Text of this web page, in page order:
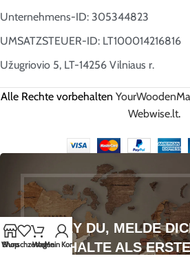
Unternehmens-ID: 305344823
UMSATZSTEUER-ID: LT100014216816
Užugriovio 5, LT-14256 Vilniaus r.
Alle Rechte vorbehalten
Webwise.lt.
HEY DU, MELDE
ERHALTE ALS
Shop
Wunschzettel
WagenMein Konto